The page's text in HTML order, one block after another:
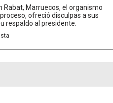
Rabat, Marruecos, el organismo
ofreció disculpas a sus
respaldo al presidente.